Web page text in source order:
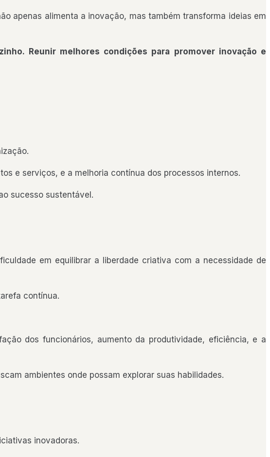
apenas alimenta a inovação, mas também transforma ideias em
Reunir melhores condições para promover inovação e
e serviços, e a melhoria contínua dos processos internos.
sucesso sustentável.
em equilibrar a liberdade criativa com a necessidade de
contínua.
dos funcionários, aumento da produtividade, eficiência, e a
ambientes onde possam explorar suas habilidades.
inovadoras.